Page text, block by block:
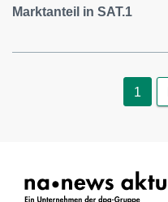
Marktanteil in SAT.1
1